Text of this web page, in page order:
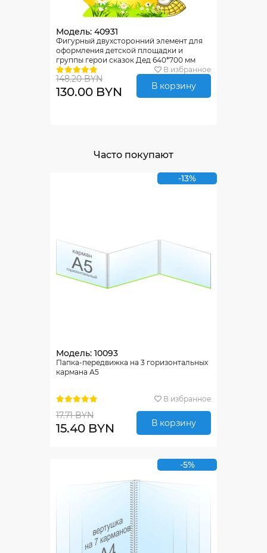
Модель: 40931
Фигурный двухсторонний элемент для
оформления детской площадки и
группы герои сказок Дед 640*700 мм
В избранное
148.20 BYN
130.00 BYN В корзину
Часто покупают
-13%
Модель: 10093
Папка-передвижка на 3 горизонтальных
кармана А5
В избранное
17.71 BYN
15.40 BYN В корзину
-5%